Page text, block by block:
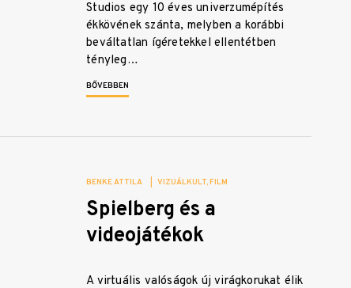
Studios egy 10 éves univerzumépítés
ékkövének szánta, melyben a korábbi
beváltatlan ígéretekkel ellentétben
tényleg…
BŐVEBBEN
BENKE ATTILA VIZUÁLKULT FILM
Spielberg és a
videojátékok
A virtuális valóságok új virágkorukat élik